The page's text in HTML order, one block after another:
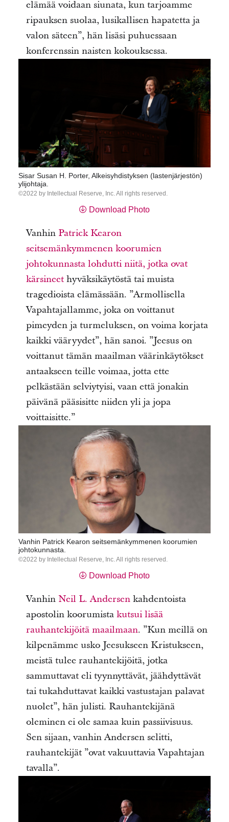
elämää voidaan siunata, kun tarjoamme
ripauksen suolaa, lusikallisen hapatetta ja
valon säteen”, hän lisäsi puhuessaan
konferenssin naisten kokouksessa.
Sisar Susan H. Porter, Alkeisyhdistyksen (lastenjärjestön)
ylijohtaja.
2022 by Intellectual Reserve, Inc. All rights reserved.
Download Photo
Vanhin Patrick Kearon
seitsemänkymmenen koorumien
johtokunnasta lohdutti niitä, jotka ovat
kärsineethyväksikäytöstä tai muista
tragedioista elämässään. ”Armollisella
Vapahtajallamme, joka on voittanut
pimeyden ja turmeluksen, on voima korjata
kaikki vääryydet”, hän sanoi. ”Jeesus on
voittanut tämän maailman väärinkäytökset
antaakseen teille voimaa, jotta ette
pelkästään selviytyisi, vaan että jonakin
päivänä pääsisitte niiden yli ja jopa
voittaisitte.”
Vanhin Patrick Kearon seitsemänkymmenen koorumien
johtokunnasta.
2022 by Intellectual Reserve, Inc. All rights reserved.
Download Photo
Vanhin Neil L. Andersenkahdentoista
apostolin koorumista kutsui lisää
rauhantekijöitä maailmaan. ”Kun meillä on
kilpenämme usko Jeesukseen Kristukseen,
meistä tulee rauhantekijöitä, jotka
sammuttavat eli tyynnyttävät, jäähdyttävät
tai tukahduttavat kaikki vastustajan palavat
nuolet”, hän julisti. Rauhantekijänä
oleminen ei ole samaa kuin passiivisuus.
Sen sijaan, vanhin Andersen selitti,
rauhantekijät ”ovat vakuuttavia Vapahtajan
tavalla”.